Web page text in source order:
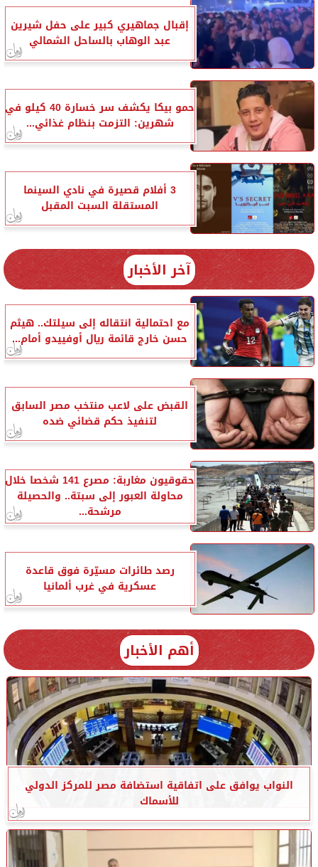
إقبال جماهيري كبير على حفل شيرين
عبد الوهاب بالساحل الشمالي
حمو بيكا يكشف سر خسارة 40 كيلو في
شهرين: التزمت بنظام غذائي...
3 أفلام قصيرة في نادي السينما
المستقلة السبت المقبل
آخر الأخبار
مع احتمالية انتقاله إلى سيلتك.. هيثم
حسن خارج قائمة ريال أوفييدو أمام...
القبض على لاعب منتخب مصر السابق
لتنفيذ حكم قضائي ضده
حقوقيون مغاربة: مصرع 141 شخصا خلال
محاولة العبور إلى سبتة.. والحصيلة
مرشحة...
رصد طائرات مسيّرة فوق قاعدة
عسكرية في غرب ألمانيا
أهم الأخبار
النواب يوافق على اتفاقية استضافة مصر للمركز الدولي
للأسماك